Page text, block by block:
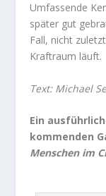
Umfassende
später gut
Fall, nicht
Kraftraum läuft.
Text: Michael
Ein
kommenden
Menschen im